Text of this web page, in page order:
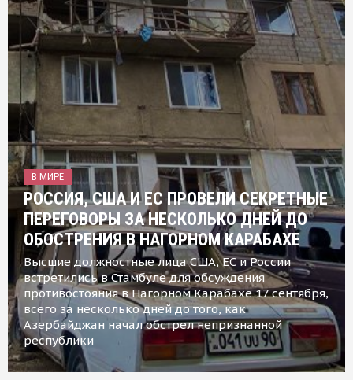
В МИРЕ
РОССИЯ, США И ЕС ПРОВЕЛИ СЕКРЕТНЫЕ
ПЕРЕГОВОРЫ ЗА НЕСКОЛЬКО ДНЕЙ ДО
ОБОСТРЕНИЯ В НАГОРНОМ КАРАБАХЕ
Высшие должностные лица США, ЕС и России
встретились в Стамбуле для обсуждения
противостояния в Нагорном Карабахе 17 сентября,
всего за несколько дней до того, как
Азербайджан начал обстрел непризнанной
республики